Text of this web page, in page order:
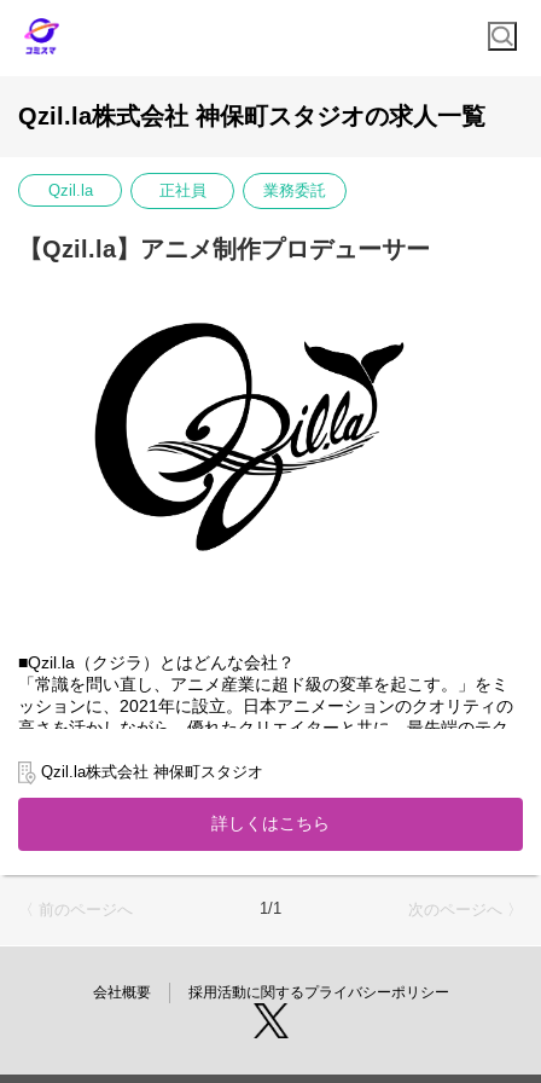
Qzil.la株式会社 神保町スタジオの求人一覧
Qzil.la 正社員 業務委託
【Qzil.la】アニメ制作プロデューサー
■Qzil.la（クジラ）とはどんな会社？
「常識を問い直し、アニメ産業に超ド級の変革を起こす。」をミ
ッションに、2021年に設立。日本アニメーションのクオリティの
高さを活かしながら、優れたクリエイターと共に、最先端のテク
すコンテンツスタジオです。
設立から5年。ショートアニメの実績をもとに、グローバル、シリ
ーズ・長編アニメ、その他各種プロデュース作品を手掛ける中
で、独自のポジションを築き、大きく成長をしてきました。
■本ポジションの特性とミッション
Qzil.laでは、優れた作品は優れたクリエイターから生み出されると
いう考えの下、業界の最も旬なクリエイターや各種パートナー企
業と連携し、強固な制作チームを組成しています。本ポジション
指し続け、案件ごとに最適化したコンテンツ制作体制を構築し、
作品づくりに向き合っていただくことを期待します。
・ビックリクオリティ
Qzil.la株式会社 神保町スタジオ
詳しくはこちら
〈 前のページへ 1/1 次のページへ 〉
会社概要 採用活動に関するプライバシーポリシー